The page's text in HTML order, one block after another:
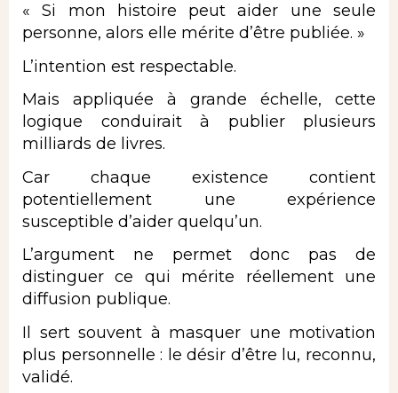
« Si mon histoire peut aider une seule
personne, alors elle mérite d’être publiée. »
L’intention est respectable.
Mais appliquée à grande échelle, cette
logique conduirait à publier plusieurs
milliards de livres.
Car chaque existence contient
potentiellement une expérience
susceptible d’aider quelqu’un.
L’argument ne permet donc pas de
distinguer ce qui mérite réellement une
diffusion publique.
Il sert souvent à masquer une motivation
plus personnelle : le désir d’être lu, reconnu,
validé.